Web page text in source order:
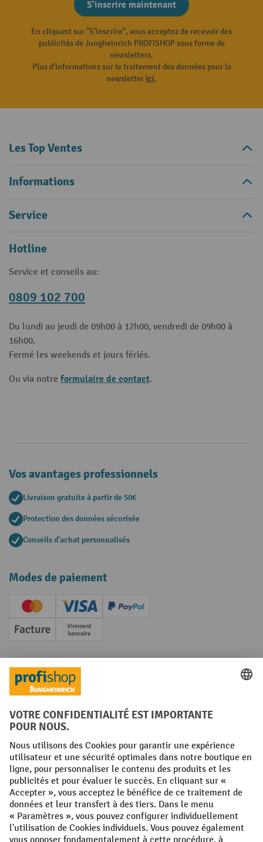
S'inscrire maintenant
En cliquant sur "S'inscrire", vous acceptez de recevoir des
publicités de Jungheinrich PROFISHOP sous forme de
newsletters.
Plus d'informations sur le traitement des données pour la
newsletterici.
Les Top Ventes
Informations
Service
Hotline
Service et conseils au:
0809 102 700
Du lundi au jeudi de 09h00 à 17h00, vendredi de 09h00 à
16h00.
Fermé les weekends et jours fériés.
Ou via notre formulaire de contact.
Vos avantages professionnels
Livraison gratuite à partir de 50€
Protection des données sécurisée
Conseils d'achat personnalisés
Modes de paiement
Creditcard (Master)Creditcard (Visa)
PayPal
Facture Paiement anticipé
Réseaux sociaux
Facebook
YouTube
LinkedInInstagram
Conditions générales Mentions légales
Protection des Données Politique de cookies
All prices excl. VAT plusshipping costsand possible delivery charges,
if not stated otherwise.
¹ La remise est valable jusqu'à épuisement des stocks. La remise ne